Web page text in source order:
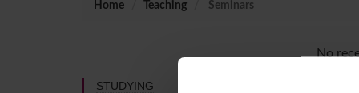
Home Teaching Seminars
STUDYING
No